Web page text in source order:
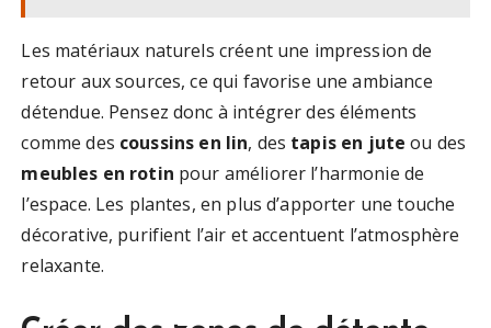
Les matériaux naturels créent une impression de
retour aux sources, ce qui favorise une ambiance
détendue. Pensez donc à intégrer des éléments
comme des coussins en lin, des tapis en jute ou des
meubles en rotin pour améliorer l’harmonie de
l’espace. Les plantes, en plus d’apporter une touche
décorative, purifient l’air et accentuent l’atmosphère
relaxante.